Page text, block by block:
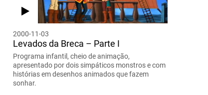
2000-11-03
Levados da Breca – Parte I
Programa infantil, cheio de animação,
apresentado por dois simpáticos monstros e com
histórias em desenhos animados que fazem
sonhar.